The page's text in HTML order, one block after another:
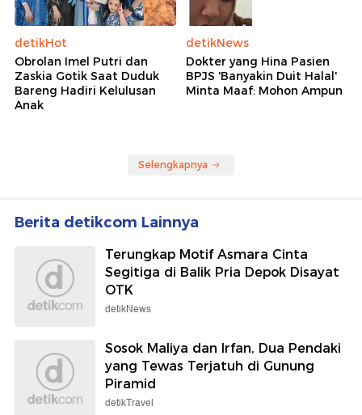
detikHot
Obrolan Imel Putri dan
Zaskia Gotik Saat Duduk
Bareng Hadiri Kelulusan
Anak
detikNews
Dokter yang Hina Pasien
BPJS 'Banyakin Duit Halal'
Minta Maaf: Mohon Ampun
Selengkapnya
Berita detikcom Lainnya
Terungkap Motif Asmara Cinta
Segitiga di Balik Pria Depok Disayat
OTK
detikNews
Sosok Maliya dan Irfan, Dua Pendaki
yang Tewas Terjatuh di Gunung
Piramid
detikTravel